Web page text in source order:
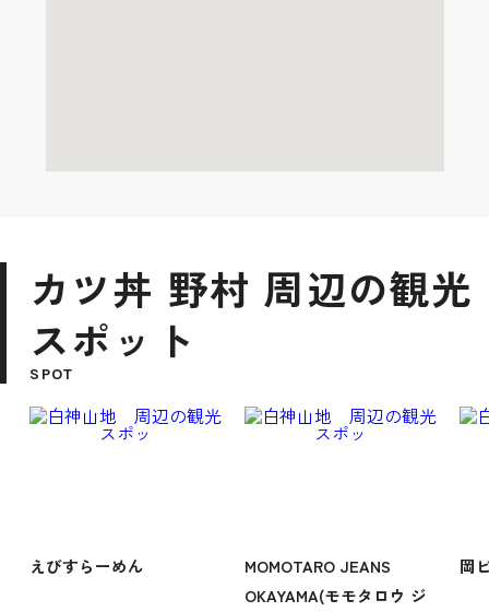
カツ丼 野村 周辺の観光
スポット
SPOT
えびすらーめん
MOMOTARO JEANS
OKAYAMA(モモタロウ ジ
岡